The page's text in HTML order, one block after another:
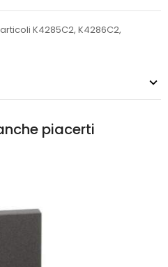
K4285C2, K4286C2,
piacerti